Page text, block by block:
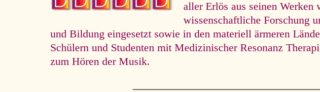
aller Erlös aus seinen
wissenschaftliche Forschung
und Bildung eingesetzt sowie in den materiell ärmeren
Schülern und Studenten mit Medizinischer Resonanz
zum Hören der Musik.